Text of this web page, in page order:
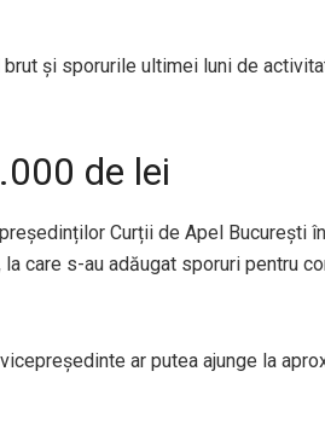
și sporurile ultimei luni de
de lei
Curții de Apel București
care s-au adăugat sporuri pentru
ar putea ajunge la